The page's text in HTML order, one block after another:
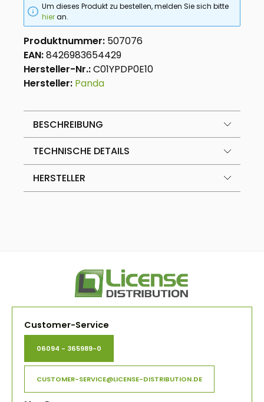
Um dieses Produkt zu bestellen, melden Sie sich bitte
hieran.
Produktnummer: 507076
EAN:8426983654429
Hersteller-Nr.:C01YPDP0E10
Hersteller: Panda
BESCHREIBUNG
TECHNISCHE DETAILS
HERSTELLER
Customer-Service
06094 - 365989-0
CUSTOMER-SERVICE@LICENSE-DISTRIBUTION.DE